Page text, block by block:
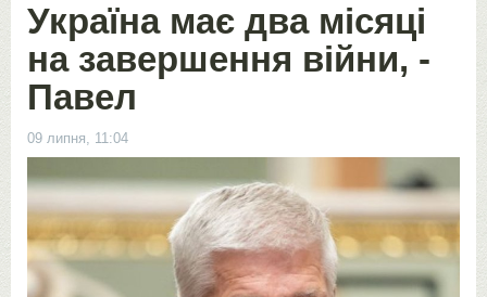
Україна має два місяці
на завершення війни, -
Павел
09 липня, 11:04